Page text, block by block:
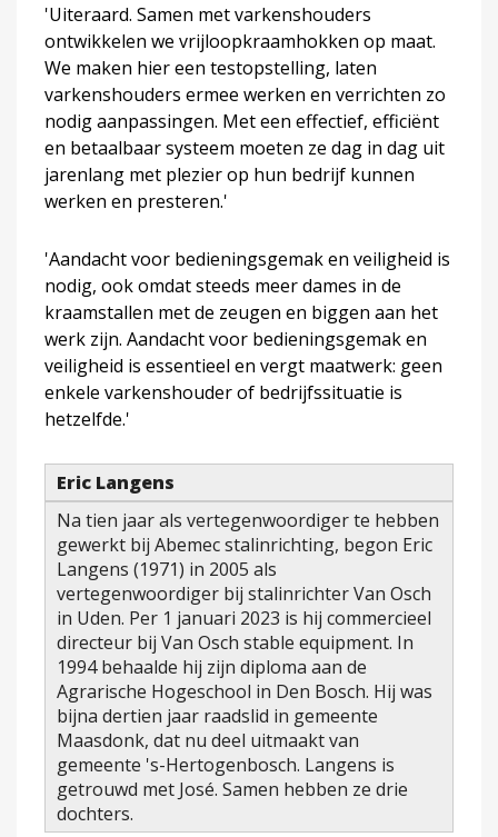
'Uiteraard. Samen met varkenshouders
ontwikkelen we vrijloopkraamhokken op maat.
We maken hier een testopstelling, laten
varkenshouders ermee werken en verrichten zo
nodig aanpassingen. Met een effectief, efficiënt
en betaalbaar systeem moeten ze dag in dag uit
jarenlang met plezier op hun bedrijf kunnen
werken en presteren.'
'Aandacht voor bedieningsgemak en veiligheid is
nodig, ook omdat steeds meer dames in de
kraamstallen met de zeugen en biggen aan het
werk zijn. Aandacht voor bedieningsgemak en
veiligheid is essentieel en vergt maatwerk: geen
enkele varkenshouder of bedrijfssituatie is
hetzelfde.'
Eric Langens
Na tien jaar als vertegenwoordiger te hebben
gewerkt bij Abemec stalinrichting, begon Eric
Langens (1971) in 2005 als
vertegenwoordiger bij stalinrichter Van Osch
in Uden. Per 1 januari 2023 is hij commercieel
directeur bij Van Osch stable equipment. In
1994 behaalde hij zijn diploma aan de
Agrarische Hogeschool in Den Bosch. Hij was
bijna dertien jaar raadslid in gemeente
Maasdonk, dat nu deel uitmaakt van
gemeente 's-Hertogenbosch. Langens is
getrouwd met José. Samen hebben ze drie
dochters.